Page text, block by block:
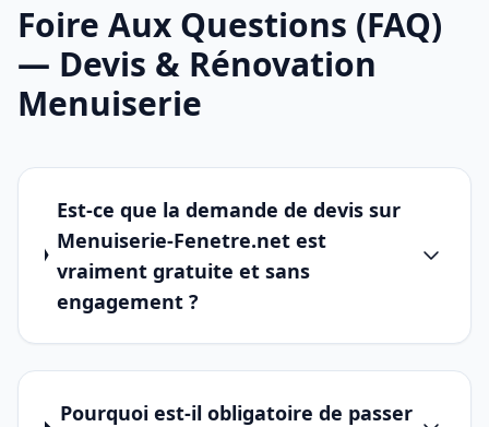
Foire Aux Questions (FAQ)
— Devis & Rénovation
Menuiserie
Est-ce que la demande de devis sur
Menuiserie-Fenetre.net est
vraiment gratuite et sans
engagement ?
Pourquoi est-il obligatoire de passer